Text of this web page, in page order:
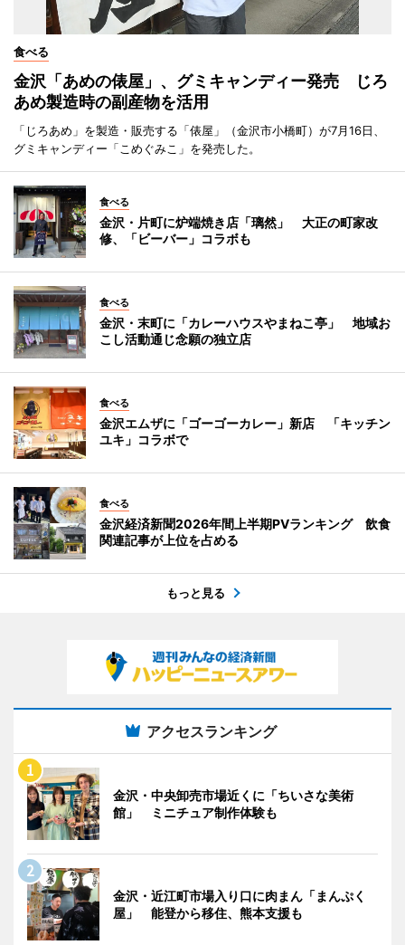
食べる
金沢「あめの俵屋」、グミキャンディー発売 じろ
あめ製造時の副産物を活用
「じろあめ」を製造・販売する「俵屋」（金沢市小橋町）が7月16日、
グミキャンディー「こめぐみこ」を発売した。
食べる
金沢・片町に炉端焼き店「璃然」 大正の町家改
修、「ビーバー」コラボも
食べる
金沢・末町に「カレーハウスやまねこ亭」 地域お
こし活動通じ念願の独立店
食べる
金沢エムザに「ゴーゴーカレー」新店 「キッチン
ユキ」コラボで
食べる
金沢経済新聞2026年間上半期PVランキング 飲食
関連記事が上位を占める
もっと見る
アクセスランキング
金沢・中央卸売市場近くに「ちいさな美術
館」 ミニチュア制作体験も
金沢・近江町市場入り口に肉まん「まんぷく
屋」 能登から移住、熊本支援も